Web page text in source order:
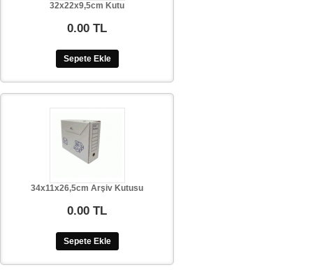
32x22x9,5cm Kutu
0.00 TL
Sepete Ekle
34x11x26,5cm Arşiv Kutusu
0.00 TL
Sepete Ekle